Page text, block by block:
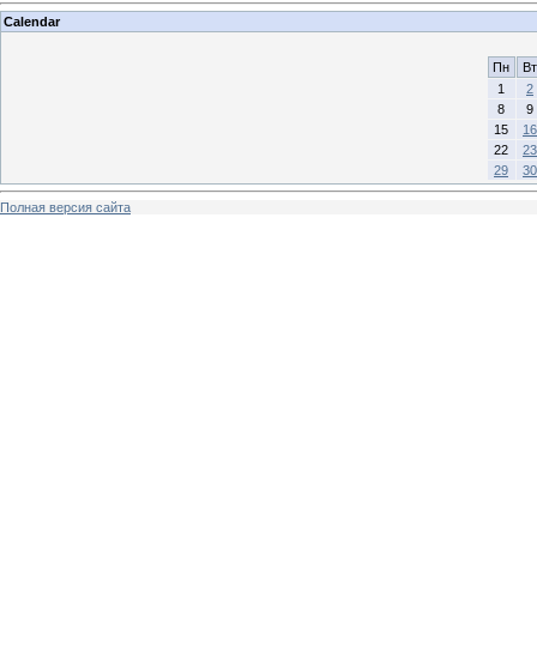
Calendar
Пн
Вт
1
2
8
9
15
16
22
23
29
30
Полная версия сайта